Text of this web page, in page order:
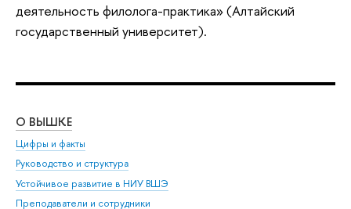
деятельность филолога-практика» (Алтайский
государственный университет).
О ВЫШКЕ
Цифры и факты
Руководство и структура
Устойчивое развитие в НИУ ВШЭ
Преподаватели и сотрудники